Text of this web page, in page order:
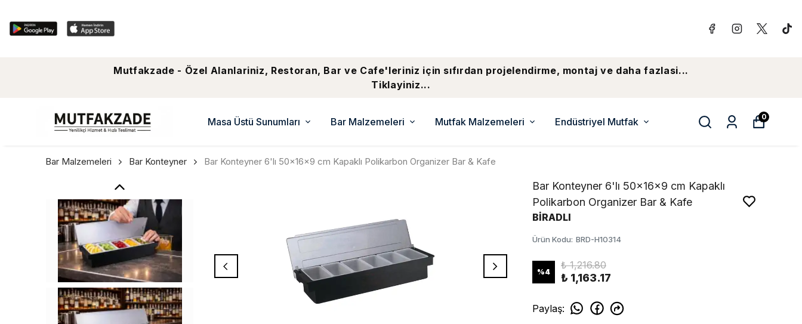
Mutfakzade - Özel Alanlariniz, Restoran, Bar ve Cafe'leriniz için sıfırdan projelendirme, montaj ve daha fazlasi...
Tiklayiniz...
Masa Üstü Sunumları Bar Malzemeleri Mutfak Malzemeleri Endüstriyel Mutfak 0
Bar Malzemeleri Bar Konteyner Bar Konteyner 6'lı 50×16×9 cm Kapaklı Polikarbon Organizer Bar & Kafe
Bar Konteyner 6'lı 50×16×9 cm Kapaklı
Polikarbon Organizer Bar & Kafe
BİRADLI
Ürün Kodu: BRD-H10314
%4
₺ 1,216.80
₺ 1,163.17
Paylaş: